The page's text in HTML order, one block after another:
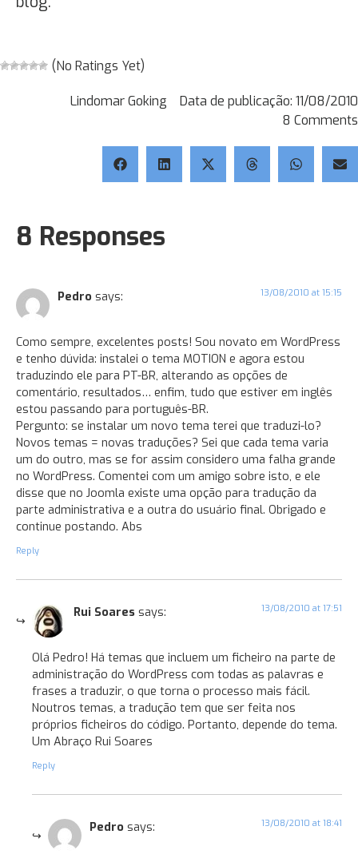
(No Ratings Yet)
Lindomar Goking Data de publicação: 11/08/2010
8 Comments
8 Responses
Pedro says: 13/08/2010 at 15:15
Como sempre, excelentes posts! Sou novato em WordPress
e tenho dúvida: instalei o tema MOTION e agora estou
traduzindo ele para PT-BR, alterando as opções de
comentário, resultados… enfim, tudo que estiver em inglês
estou passando para português-BR.
Pergunto: se instalar um novo tema terei que traduzi-lo?
Novos temas = novas traduções? Sei que cada tema varia
um do outro, mas se for assim considero uma falha grande
no WordPress. Comentei com um amigo sobre isto, e ele
disse que no Joomla existe uma opção para tradução da
parte administrativa e a outra do usuário final. Obrigado e
continue postando. Abs
Reply
Rui Soares says: 13/08/2010 at 17:51
Olá Pedro! Há temas que incluem um ficheiro na parte de
administração do WordPress com todas as palavras e
frases a traduzir, o que torna o processo mais fácil.
Noutros temas, a tradução tem que ser feita nos
próprios ficheiros do código. Portanto, depende do tema.
Um Abraço Rui Soares
Reply
Pedro says: 13/08/2010 at 18:41